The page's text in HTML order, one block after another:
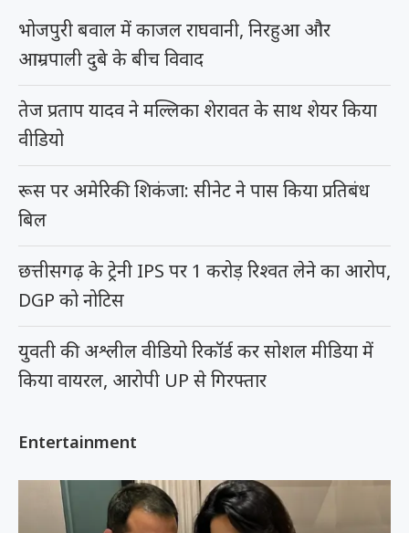
भोजपुरी बवाल में काजल राघवानी, निरहुआ और
आम्रपाली दुबे के बीच विवाद
तेज प्रताप यादव ने मल्लिका शेरावत के साथ शेयर किया
वीडियो
रूस पर अमेरिकी शिकंजा: सीनेट ने पास किया प्रतिबंध
बिल
छत्तीसगढ़ के ट्रेनी IPS पर 1 करोड़ रिश्वत लेने का आरोप,
DGP को नोटिस
युवती की अश्लील वीडियो रिकॉर्ड कर सोशल मीडिया में
किया वायरल, आरोपी UP से गिरफ्तार
Entertainment